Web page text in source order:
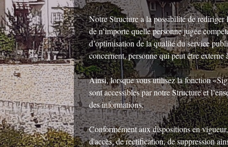
Notre Structure a la possibilité de
de n’importe quelle personne jugée
d’optimisation de la qualité du service
concernent, personne qui peut être
Ainsi, lorsque vous utilisez la fonction
sont accessibles par notre Structure et
des informations.
Conformément aux dispositions en
d'accès, de rectification, de suppression